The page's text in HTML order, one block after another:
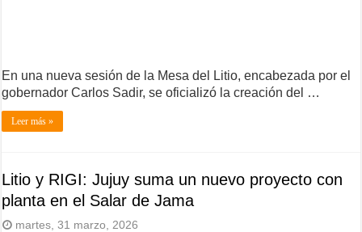
En una nueva sesión de la Mesa del Litio, encabezada por el
gobernador Carlos Sadir, se oficializó la creación del …
Leer más »
Litio y RIGI: Jujuy suma un nuevo proyecto con
planta en el Salar de Jama
martes, 31 marzo, 2026